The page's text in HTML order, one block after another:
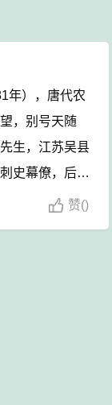
年），唐代农
，别号天随
生，江苏吴县
史幕僚，后隐
甫里先生文
赞()